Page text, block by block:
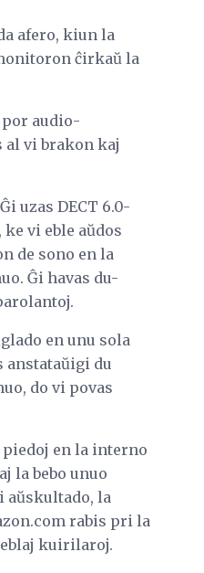
afero, kiun la
ĉirkaŭ la
audio-
al vi brakon kaj
uzas DECT 6.0-
vi eble aŭdos
de sono en la
Ĝi havas du-
en unu sola
anstataŭigi du
do vi povas
piedoj en la interno
la bebo unuo
aŭskultado, la
rabis pri la
kuirilaroj.